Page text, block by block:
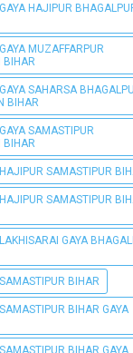
HAJIPUR
MUZAFFARPUR
BIHAR
SAHARSA
BIHAR
SAMASTIPUR
BIHAR
SAMASTIPUR
SAMASTIPUR
GAYA
BIHAR
BIHAR GAYA
BIHAR GAYA